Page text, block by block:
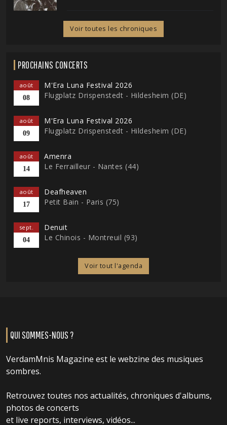
Voir toutes les chroniques
PROCHAINS CONCERTS
août
08
M'Era Luna Festival 2026
Flugplatz Drispenstedt - Hildesheim (DE)
août
09
M'Era Luna Festival 2026
Flugplatz Drispenstedt - Hildesheim (DE)
août
14
Amenra
Le Ferrailleur - Nantes (44)
août
17
Deafheaven
Petit Bain - Paris (75)
sept.
04
Denuit
Le Chinois - Montreuil (93)
Voir tout l'agenda
QUI SOMMES-NOUS ?
VerdamMnis Magazine est le webzine des musiques
sombres.
Retrouvez toutes nos actualités, chroniques d'albums,
photos de concerts
et live reports, interviews, vidéos...